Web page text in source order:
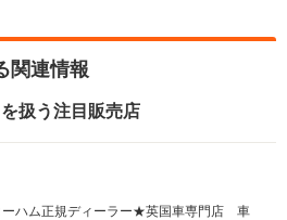
FR
関連情報
扱う注目販売店
ハム正規ディーラー★英国車専門店 車